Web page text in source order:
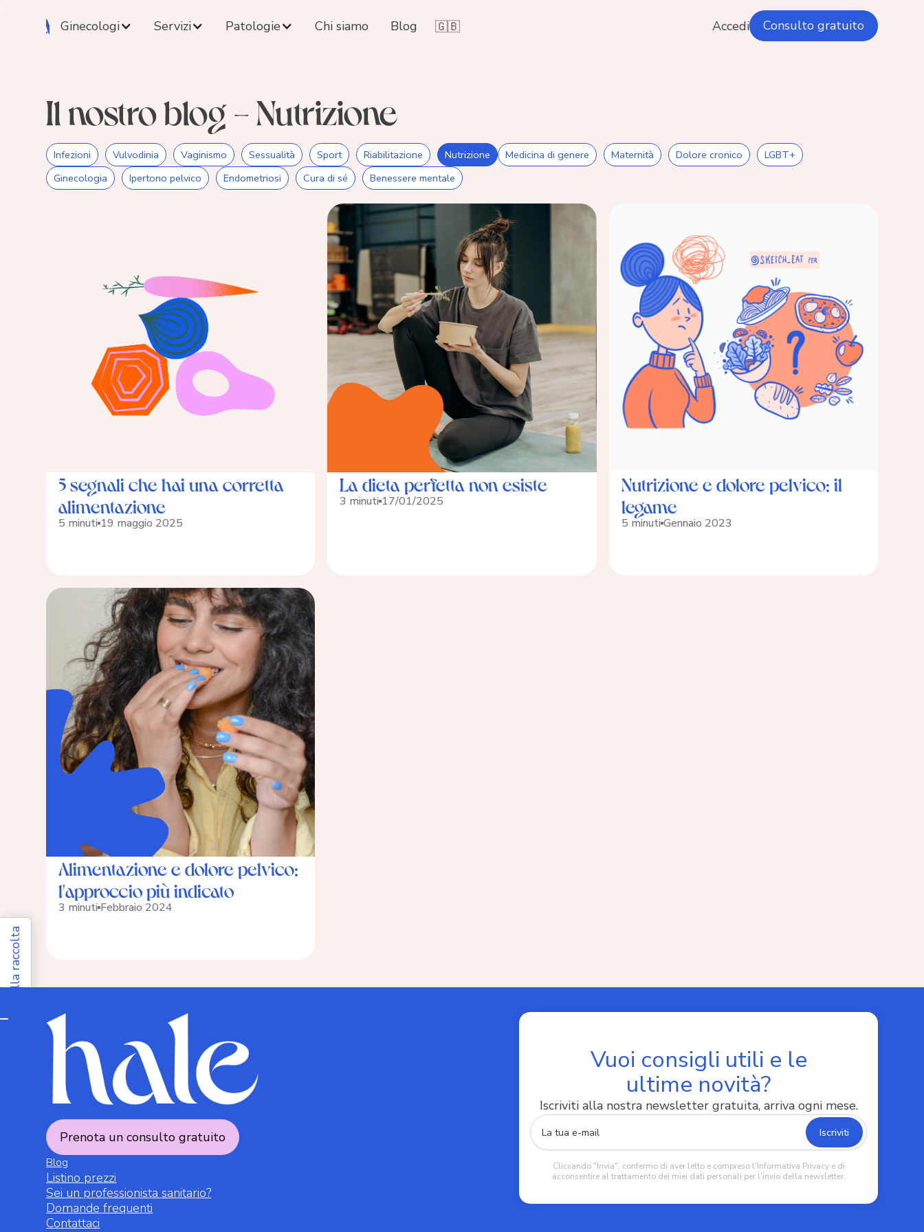
Ginecologi Servizi Patologie Chi siamo Blog 🇬🇧 Accedi Consulto gratuito
Il nostro blog - Nutrizione
Infezioni Vulvodinia Vaginismo Sessualità Sport Riabilitazione Nutrizione Medicina di genere Maternità Dolore cronico
LGBT+
Ginecologia
Ipertono pelvico Endometriosi Cura di sé Benessere mentale
5 segnali che hai una corretta
alimentazione
5 minuti 19 maggio 2025
La dieta perfetta non esiste
3 minuti 17/01/2025
Nutrizione e dolore pelvico: il
legame
5 minuti Gennaio 2023
Alimentazione e dolore pelvico:
l'approccio più indicato
3 minuti Febbraio 2024
Prenota un consulto gratuito
Blog
Listino prezzi
Sei un professionista sanitario?
Domande frequenti
Contattaci
Vuoi consigli utili e le
ultime novità?
Iscriviti alla nostra newsletter gratuita, arriva ogni mese.
Cliccando "Invia", confermo di aver letto e compreso l'Informativa Privacy e di
acconsentire al trattamento dei miei dati personali per l'invio della newsletter.
Informativa sulla raccolta